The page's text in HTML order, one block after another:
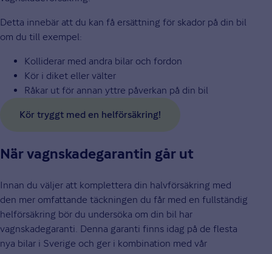
Detta innebär att du kan få ersättning för skador på din bil
om du till exempel:
Kolliderar med andra bilar och fordon
Kör i diket eller välter
Råkar ut för annan yttre påverkan på din bil
Kör tryggt med en helförsäkring!
När vagnskadegarantin går ut
Innan du väljer att komplettera din halvförsäkring med
den mer omfattande täckningen du får med en fullständig
helförsäkring bör du undersöka om din bil har
vagnskadegaranti. Denna garanti finns idag på de flesta
nya bilar i Sverige och ger i kombination med vår